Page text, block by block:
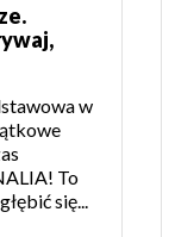
w
To
się...